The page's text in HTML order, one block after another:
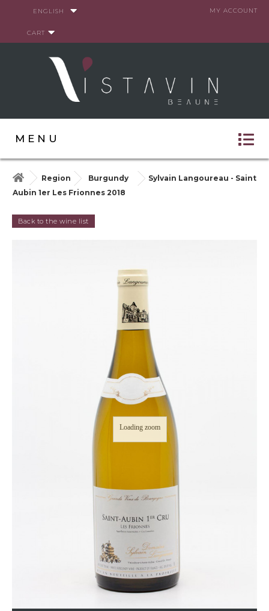
MY ACCOUNT
ENGLISH
CART
MENU
Region Burgundy
Sylvain Langoureau - Saint
Aubin 1er Les Frionnes 2018
Back to the wine list
Loading zoom